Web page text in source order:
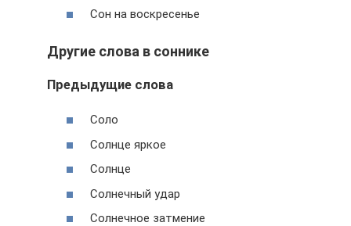
Сон на воскресенье
Другие слова в соннике
Предыдущие слова
Соло
Солнце яркое
Солнце
Солнечный удар
Солнечное затмение